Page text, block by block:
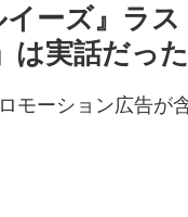
イーズ』ラ
は実話だっ
モーション広告が